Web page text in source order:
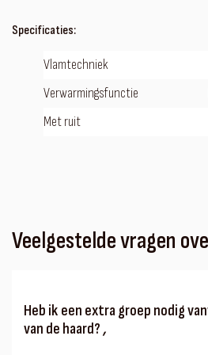
Specificaties:
Vlamtechniek
Verwarmingsfunctie
Met ruit
Veelgestelde vragen
Heb ik een extra groep nodig
van de haard? ‚